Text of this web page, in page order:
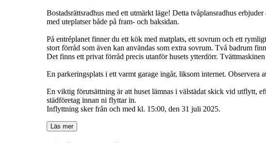
Bostadsrättsradhus med ett utmärkt läge! Detta tvåplansradhus
med uteplatser både på fram- och baksidan.
På entréplanet finner du ett kök med matplats, ett sovrum och ett
stort förråd som även kan användas som extra sovrum. Två badrum
Det finns ett privat förråd precis utanför husets ytterdörr.
En parkeringsplats i ett varmt garage ingår, liksom internet. Observera
En viktig förutsättning är att huset lämnas i välstädat skick vid utflytt,
städföretag innan ni flyttar in.
Inflyttning sker från och med kl. 15:00, den 31 juli 2025.
Läs mer